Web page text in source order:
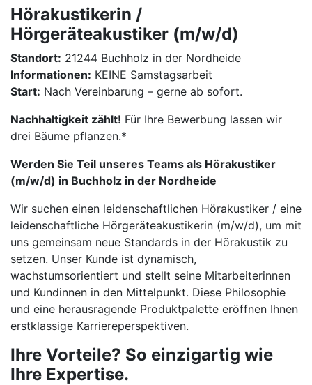
Hörakustikerin /
Hörgeräteakustiker (m/w/d)
Standort: 21244 Buchholz in der Nordheide
Informationen: KEINE Samstagsarbeit
Start: Nach Vereinbarung – gerne ab sofort.
Nachhaltigkeit zählt! Für Ihre Bewerbung lassen wir
drei Bäume pflanzen.*
Werden Sie Teil unseres Teams als Hörakustiker
(m/w/d) in Buchholz in der Nordheide
Wir suchen einen leidenschaftlichen Hörakustiker / eine
leidenschaftliche Hörgeräteakustikerin (m/w/d), um mit
uns gemeinsam neue Standards in der Hörakustik zu
setzen. Unser Kunde ist dynamisch,
wachstumsorientiert und stellt seine Mitarbeiterinnen
und Kundinnen in den Mittelpunkt. Diese Philosophie
und eine herausragende Produktpalette eröffnen Ihnen
erstklassige Karriereperspektiven.
Ihre Vorteile? So einzigartig wie
Ihre Expertise.